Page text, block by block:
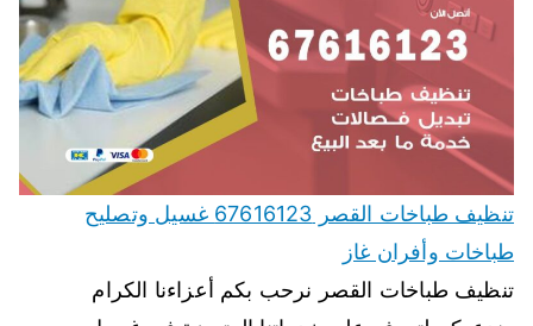
تنظيف طباخات القصر 67616123 غسيل وتصليح
طباخات وأفران غاز
تنظيف طباخات القصر نرحب بكم أعزاءنا الكرام